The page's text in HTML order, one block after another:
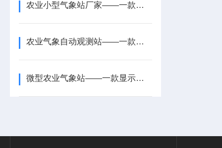
农业小型气象站厂家——一款长期可靠运行的太阳能智能农业气象站2025+派+送
农业气象自动观测站——一款界面简洁直观的智慧农业气象站2026+派+送
微型农业气象站——一款显示清晰的农业大田气象站2026+派+送